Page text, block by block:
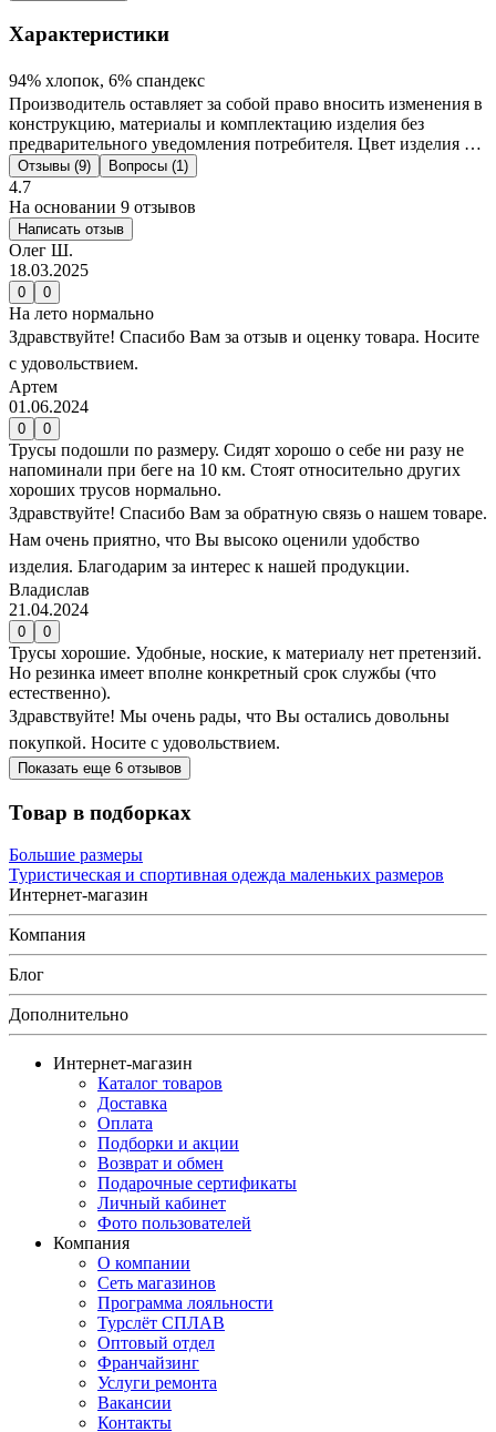
Характеристики
94% хлопок, 6% спандекс
Производитель оставляет за собой право вносить изменения в
конструкцию, материалы и комплектацию изделия без
предварительного уведомления потребителя. Цвет изделия на
фотографии может отличаться от реального цвета товара, что
связано с искажением цветопередачи монитора, настройками
фотоаппаратуры и прочими факторами. Цены указанные на
Отзывы (9) Вопросы (1)
4.7
На основании 9 отзывов
Написать отзыв
Олег Ш.
18.03.2025
0 0
На лето нормально
Здравствуйте! Спасибо Вам за отзыв и оценку товара. Носите
с удовольствием.
Артем
01.06.2024
0 0
Трусы подошли по размеру. Сидят хорошо о себе ни разу не
напоминали при беге на 10 км. Стоят относительно других
хороших трусов нормально.
Здравствуйте! Спасибо Вам за обратную связь о нашем товаре.
Нам очень приятно, что Вы высоко оценили удобство
изделия. Благодарим за интерес к нашей продукции.
Владислав
21.04.2024
0 0
Трусы хорошие. Удобные, ноские, к материалу нет претензий.
Но резинка имеет вполне конкретный срок службы (что
естественно).
Здравствуйте! Мы очень рады, что Вы остались довольны
покупкой. Носите с удовольствием.
Показать еще 6 отзывов
Товар в подборках
Большие размеры
Туристическая и спортивная одежда маленьких размеров
Интернет-магазин
Компания
Блог
Дополнительно
Интернет-магазин
Каталог товаров
Доставка
Оплата
Подборки и акции
Возврат и обмен
Подарочные сертификаты
Личный кабинет
Фото пользователей
Компания
О компании
Сеть магазинов
Программа лояльности
Турслёт СПЛАВ
Оптовый отдел
Франчайзинг
Услуги ремонта
Вакансии
Контакты